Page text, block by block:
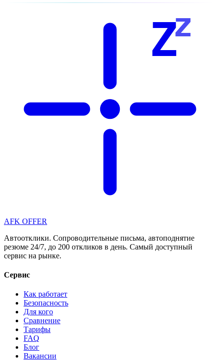
Zz
AFK OFFER
Автоотклики. Сопроводительные письма, автоподнятие
резюме 24/7, до 200 откликов в день. Самый доступный
сервис на рынке.
Сервис
Как работает
Безопасность
Для кого
Сравнение
Тарифы
FAQ
Блог
Вакансии